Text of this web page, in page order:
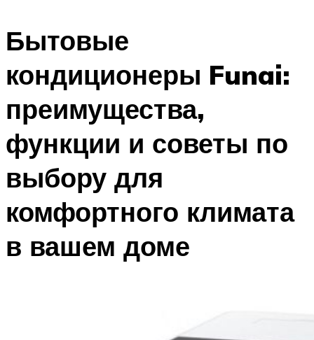
Бытовые
кондиционеры Funai:
преимущества,
функции и советы по
выбору для
комфортного климата
в вашем доме